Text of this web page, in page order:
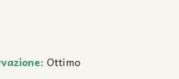
: Ottimo